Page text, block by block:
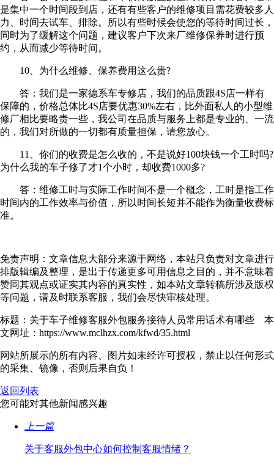
是集中一个时间段到店，还有有些客户的维修项目需花费较多人
力、时间去试车、排除。所以有些时候会使您的等待时间过长，
同时为了缓解这个问题，建议客户下次来厂维修保养时进行预
约，从而减少等待时间。
10、为什么维修、保养费用这么贵?
答：我们是一家德系车专修店，我们的品质跟4S店一样有
保障的，价格总体比4S店要优惠30%左右，比外面私人的小型维
修厂相比要略贵一些，我公司在品质与服务上都是专业的、一流
的，我们对所做的一切都有质量担保，请您放心。
11、你们的收费是怎么收的，不是说好100块钱一个工时吗?
为什么我的车子修了才1个小时，却收费1000多?
答：维修工时与实际工作时间不是一个概念，工时是指工作
时间内的工作效率与价值，所以时间长短并不能作为衡量收费标
准。
免责声明：文章信息大部分来源于网络，本站只负责对文章进行
排版辑编及整理，是出于传递更多可用信息之目的，并不意味着
赞同其观点或证实其内容的真实性，如本站文章转稿所涉及版权
等问题，请及时联系客服，我们会尽快审核处理。
标题：关于车子维修客服外包服务接待人员常用话术有哪些 本
文网址：https://www.mclhzx.com/kfwd/35.html
网站所展示的所有内容、图片如未经许可授权，禁止以任何形式
的采集、镜像，否则后果自负！
返回列表
您可能对其他新闻感兴趣
上一篇
关于客服外包中心如何控制客服情绪？